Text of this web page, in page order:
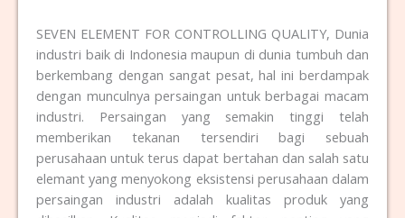
SEVEN ELEMENT FOR CONTROLLING QUALITY, Dunia
industri baik di Indonesia maupun di dunia tumbuh dan
berkembang dengan sangat pesat, hal ini berdampak
dengan munculnya persaingan untuk berbagai macam
industri. Persaingan yang semakin tinggi telah
memberikan tekanan tersendiri bagi sebuah
perusahaan untuk terus dapat bertahan dan salah satu
elemant yang menyokong eksistensi perusahaan dalam
persaingan industri adalah kualitas produk yang